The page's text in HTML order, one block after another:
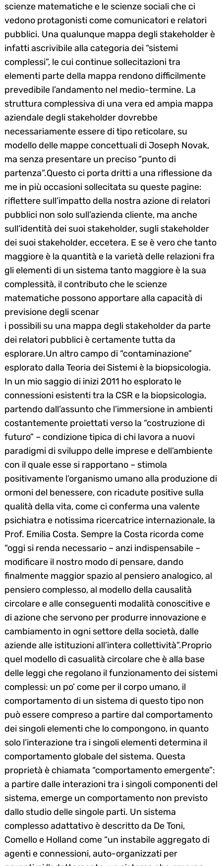
scienze matematiche e le scienze sociali che ci
vedono protagonisti come comunicatori e relatori
pubblici. Una qualunque mappa degli stakeholder è
infatti ascrivibile alla categoria dei “sistemi
complessi”, le cui continue sollecitazioni tra
elementi parte della mappa rendono difficilmente
prevedibile l’andamento nel medio-termine. La
struttura complessiva di una vera ed ampia mappa
aziendale degli stakeholder dovrebbe
necessariamente essere di tipo reticolare, su
modello delle mappe concettuali di Joseph Novak,
ma senza presentare un preciso “punto di
partenza”.Questo ci porta dritti a una riflessione da
me in più occasioni sollecitata su queste pagine:
riflettere sull’impatto della nostra azione di relatori
pubblici non solo sull’azienda cliente, ma anche
sull’identità dei suoi stakeholder, sugli stakeholder
dei suoi stakeholder, eccetera. E se è vero che tanto
maggiore è la quantità e la varietà delle relazioni fra
gli elementi di un sistema tanto maggiore è la sua
complessità, il contributo che le scienze
matematiche possono apportare alla capacità di
previsione degli scenar
i possibili su una mappa degli stakeholder da parte
dei relatori pubblici è certamente tutta da
esplorare.Un altro campo di “contaminazione”
esplorato dalla Teoria dei Sistemi è la biopsicologia.
In un mio saggio di inizi 2011 ho esplorato le
connessioni esistenti tra la CSR e la biopsicologia,
partendo dall’assunto che l’immersione in ambienti
costantemente proiettati verso la “costruzione di
futuro” – condizione tipica di chi lavora a nuovi
paradigmi di sviluppo delle imprese e dell’ambiente
con il quale esse si rapportano – stimola
positivamente l’organismo umano alla produzione di
ormoni del benessere, con ricadute positive sulla
qualità della vita, come ci conferma una valente
psichiatra e notissima ricercatrice internazionale, la
Prof. Emilia Costa. Sempre la Costa ricorda come
“oggi si renda necessario – anzi indispensabile –
modificare il nostro modo di pensare, dando
finalmente maggior spazio al pensiero analogico, al
pensiero complesso, al modello della causalità
circolare e alle conseguenti modalità conoscitive e
di azione che servono per produrre innovazione e
cambiamento in ogni settore della società, dalle
aziende alle istituzioni all’intera collettività”.Proprio
quel modello di casualità circolare che è alla base
delle leggi che regolano il funzionamento dei sistemi
complessi: un po’ come per il corpo umano, il
comportamento di un sistema di questo tipo non
può essere compreso a partire dal comportamento
dei singoli elementi che lo compongono, in quanto
solo l’interazione tra i singoli elementi determina il
comportamento globale del sistema. Questa
proprietà è chiamata “comportamento emergente”:
a partire dalle interazioni tra i singoli componenti del
sistema, emerge un comportamento non previsto
dallo studio delle singole parti. Un sistema
complesso adattativo è descritto da De Toni,
Comello e Holland come “un instabile aggregato di
agenti e connessioni, auto-organizzati per
Search
for: